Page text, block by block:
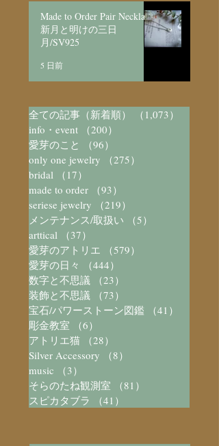
Made to Order Pair Necklace
新月と明けの三日
月/SV925
5 日前
全ての記事（新着順） （1,073）
info・event
（200）
愛芽のこと
（96）
only one jewelry
（275）
bridal
（17）
made to order
（93）
seriese jewelry
（219）
メンテナンス/取扱い
（5）
arttical
（37）
愛芽のアトリエ
（579）
愛芽の日々
（444）
数字と不思議
（23）
装飾と不思議
（73）
宝石/パワーストーン図鑑
（41）
彫金教室
（6）
アトリエ猫
（28）
Silver Accessory
（8）
music
（3）
そらのたね観測室
（81）
スピカタブラ
（41）